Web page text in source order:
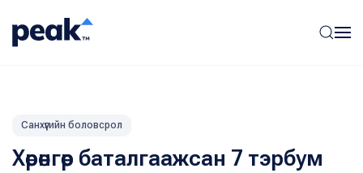
Санхүүгийн боловсрол
Хөрөнгөөр баталгаажсан 7 тэрбум